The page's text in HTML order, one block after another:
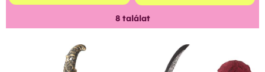
8találat